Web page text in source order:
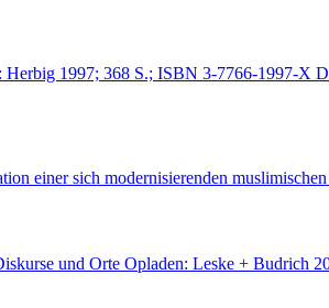
1997; 368 S.; ISBN 3-7766-1997-X
einer sich modernisierenden
und Orte Opladen: Leske + Budrich